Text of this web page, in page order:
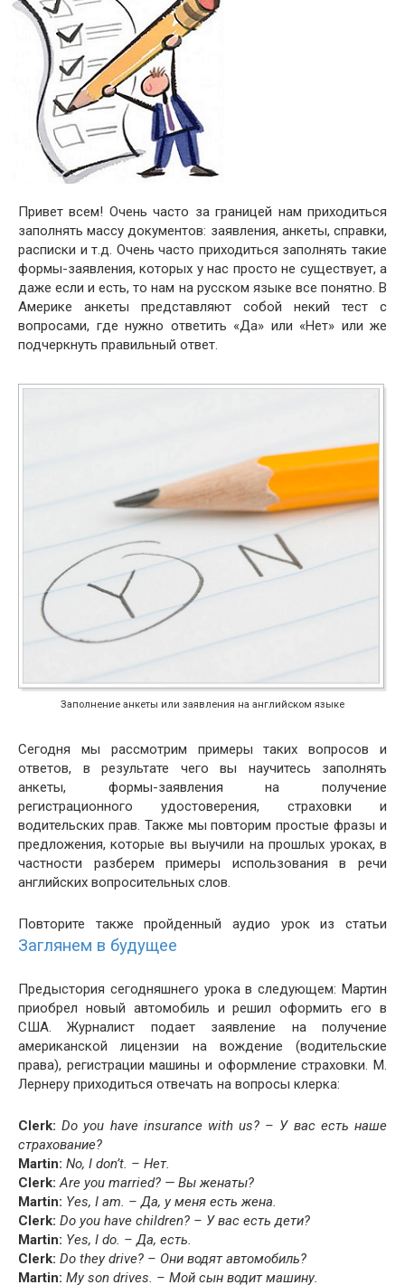
Привет всем! Очень часто за границей нам приходиться
заполнять массу документов: заявления, анкеты, справки,
расписки и т.д. Очень часто приходиться заполнять такие
формы-заявления, которых у нас просто не существует, а
даже если и есть, то нам на русском языке все понятно. В
Америке анкеты представляют собой некий тест с
вопросами, где нужно ответить «Да» или «Нет» или же
подчеркнуть правильный ответ.
Заполнение анкеты или заявления на английском языке
Сегодня мы рассмотрим примеры таких вопросов и
ответов, в результате чего вы научитесь заполнять
анкеты, формы-заявления на получение
регистрационного удостоверения, страховки и
водительских прав. Также мы повторим простые фразы и
предложения, которые вы выучили на прошлых уроках, в
частности разберем примеры использования в речи
английских вопросительных слов.
Повторите также пройденный аудио урок из статьи
Заглянем в будущее
Предыстория сегодняшнего урока в следующем: Мартин
приобрел новый автомобиль и решил оформить его в
США. Журналист подает заявление на получение
американской лицензии на вождение (водительские
права), регистрации машины и оформление страховки. М.
Лернеру приходиться отвечать на вопросы клерка:
Clerk: Do you have insur­ance with us? – У вас есть наше
страхование?
Mar­tin: No, I don’t. – Нет.
Clerk: Are you mar­ried? — Вы женаты?
Mar­tin: Yes, I am. – Да, у меня есть жена.
Clerk: Do you have chil­dren? – У вас есть дети?
Mar­tin: Yes, I do. – Да, есть.
Clerk: Do they dri­ve? – Они водят автомобиль?
Mar­tin: My son dri­ves. – Мой сын водит машину.